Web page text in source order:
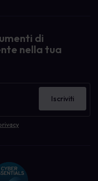
di
nella tua
Iscriviti